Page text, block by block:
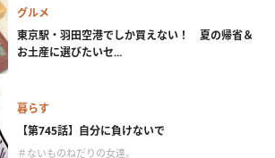
グルメ
東京駅・羽田空港でしか買えない！ 夏の帰省＆
お土産に選びたいセ...
暮らす
【第745話】自分に負けないで
＃ないものねだりの女達。